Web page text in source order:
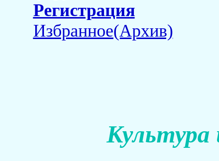
Регистрация
Избранное(Архив)
Культура